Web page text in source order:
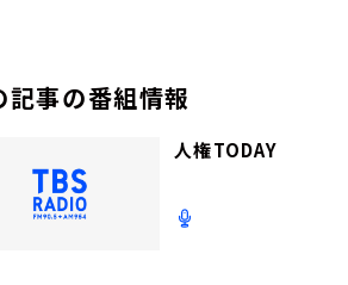
記事の番組情報
人権TODAY